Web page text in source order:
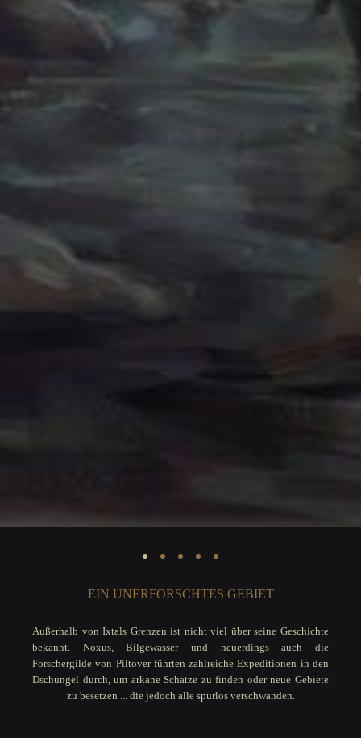
EIN UNERFORSCHTES GEBIET
Außerhalb von Ixtals Grenzen ist nicht viel über seine Geschichte
bekannt. Noxus, Bilgewasser und neuerdings auch die
Forschergilde von Piltover führten zahlreiche Expeditionen in den
Dschungel durch, um arkane Schätze zu finden oder neue Gebiete
zu besetzen ... die jedoch alle spurlos verschwanden.